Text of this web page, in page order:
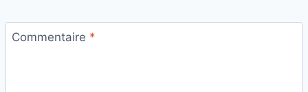
Commentaire *